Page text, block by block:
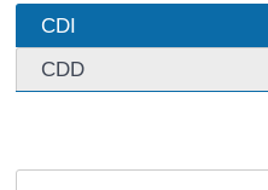
CDI
CDD